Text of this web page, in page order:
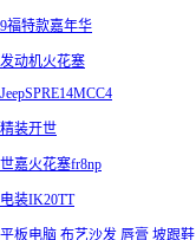
9福特款嘉年华
发动机火花塞
JeepSPRE14MCC4
精装开世
世嘉火花塞fr8np
电装IK20TT
平板电脑 布艺沙发 唇膏 坡跟鞋